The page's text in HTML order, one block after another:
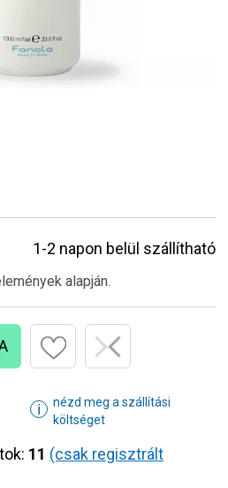
1-2 napon belül szállítható
alapján.
ℹ
nézd meg a szállítási
költséget
11 (csak regisztrált